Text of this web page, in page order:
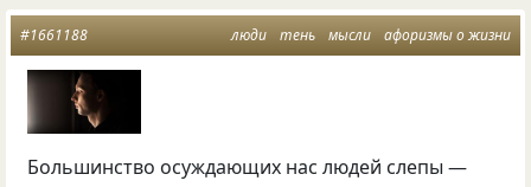
люди тень мысли афоризмы о жизни
#1661188
Большинство осуждающих нас людей слепы —